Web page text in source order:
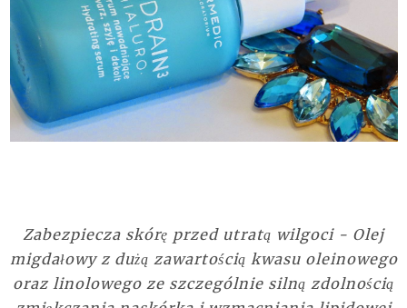
Zabezpiecza skórę przed utratą wilgoci - Olej
migdałowy z dużą zawartością kwasu oleinowego
oraz linolowego ze szczególnie silną zdolnością